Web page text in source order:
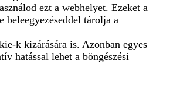
ezt a webhelyet. Ezeket a
beleegyezéseddel tárolja a
k kizárására is. Azonban egyes
hatással lehet a böngészési